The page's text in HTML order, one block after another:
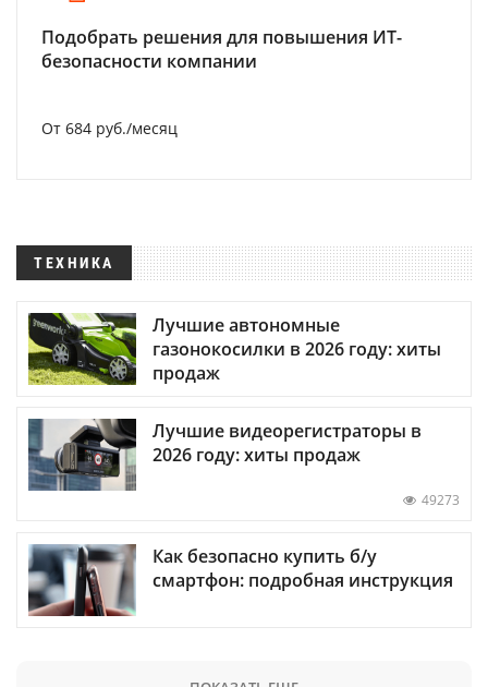
Подобрать решения для повышения ИТ-
безопасности компании
От 684 руб./месяц
ТЕХНИКА
Лучшие автономные
газонокосилки в 2026 году: хиты
продаж
Лучшие видеорегистраторы в
2026 году: хиты продаж
49273
Как безопасно купить б/у
смартфон: подробная инструкция